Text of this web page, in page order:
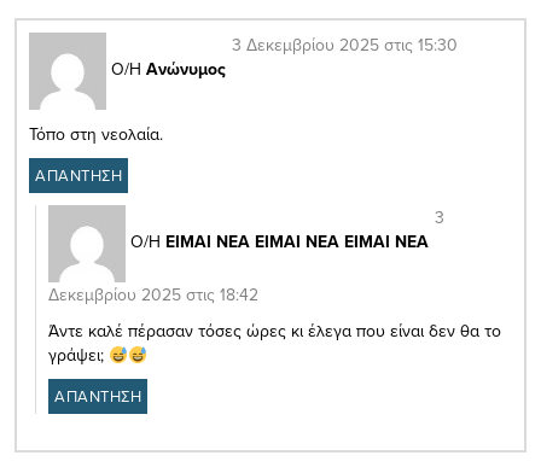
Ο/Η Ανώνυμος
3 Δεκεμβρίου 2025 στις 15:30
Τόπο στη νεολαία.
ΑΠΑΝΤΗΣΗ
Ο/Η ΕΙΜΑΙ ΝΕΑ ΕΙΜΑΙ ΝΕΑ ΕΙΜΑΙ ΝΕΑ
3
Δεκεμβρίου 2025 στις 18:42
Άντε καλέ πέρασαν τόσες ώρες κι έλεγα που είναι δεν θα το
γράψει;
ΑΠΑΝΤΗΣΗ